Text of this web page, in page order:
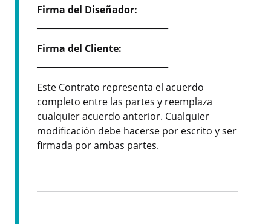
Firma del Diseñador:
Firma del Cliente:
Este Contrato representa el acuerdo
completo entre las partes y reemplaza
cualquier acuerdo anterior. Cualquier
modificación debe hacerse por escrito y ser
firmada por ambas partes.